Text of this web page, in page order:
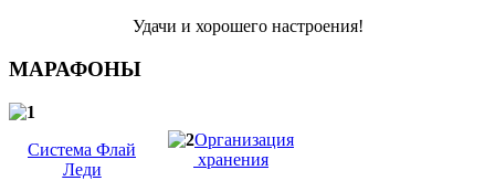
Удачи и хорошего настроения!
МАРАФОНЫ
Система Флай
Леди
Организация
хранения